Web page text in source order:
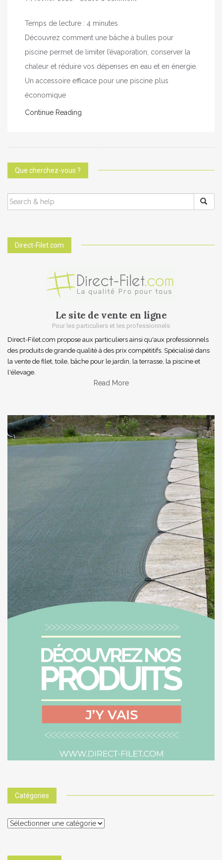
Temps de lecture : 4 minutes
Découvrez comment une bâche à bulles pour
piscine permet de limiter l’évaporation, conserver la
chaleur et réduire vos dépenses en eau et en énergie.
Un accessoire efficace pour une piscine plus
économique
Continue Reading
Que cherchez-vous ?
SEARCH
FOR:
Direct-Filet.com
Le site de vente en ligne
Pour les particuliers et les professionnels
Direct-Filet.com propose aux particuliers ainsi qu'aux professionnels
des produits de grande qualité à des prix compétitifs. Spécialisé dans
la vente de filet, toile, bâche pour le jardin, la terrasse, la piscine et
l'élevage.
Read More
Catégories
Catégories